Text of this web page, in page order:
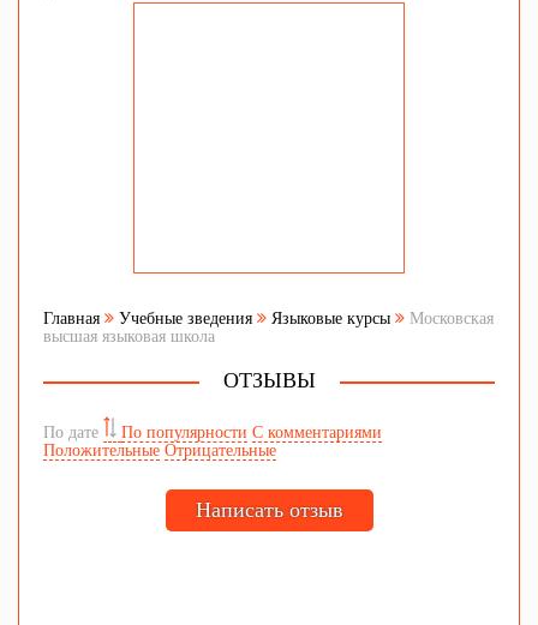
Главная Учебные зведения Языковые курсы
Московская
высшая языковая школа
ОТЗЫВЫ
По дате По популярности С комментариями
Положительные Отрицательные
Написать отзыв